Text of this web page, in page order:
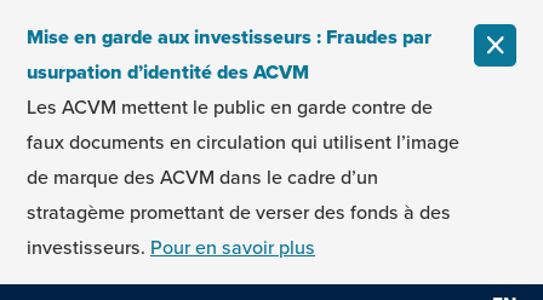
Mise en garde aux investisseurs : Fraudes par
usurpation d’identité des ACVM
Les ACVM mettent le public en garde contre de
faux documents en circulation qui utilisent l’image
de marque des ACVM dans le cadre d’un
stratagème promettant de verser des fonds à des
investisseurs. Pour en savoir plus